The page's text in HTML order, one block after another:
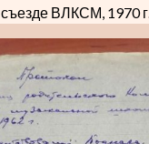
съезде ВЛКСМ, 1970 г.